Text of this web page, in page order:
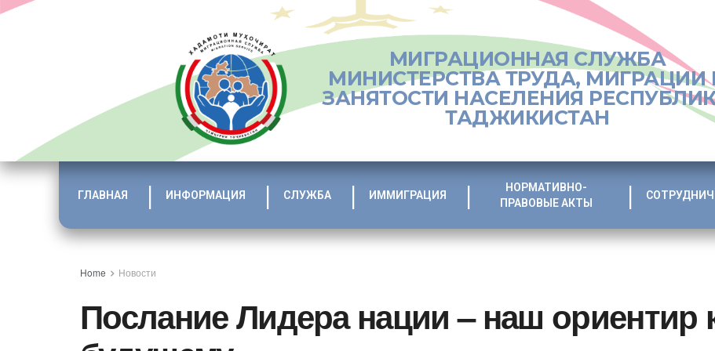
МИГРАЦИОННАЯ СЛУЖБА
МИНИСТЕРСТВА ТРУДА, МИГРАЦИИ
ЗАНЯТОСТИ НАСЕЛЕНИЯ
ТАДЖИКИСТАН
ГЛАВНАЯ ИНФОРМАЦИЯ СЛУЖБА ИММИГРАЦИЯ
НОРМАТИВНО-
ПРАВОВЫЕ АКТЫ
Home Новости
Послание Лидера нации – наш ориентир